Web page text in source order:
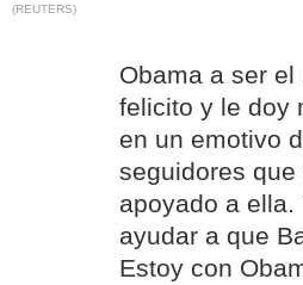
(REUTERS)
Obama a ser
felicito y le doy
en un emotivo
seguidores
apoyado a
ayudar a que
Estoy con